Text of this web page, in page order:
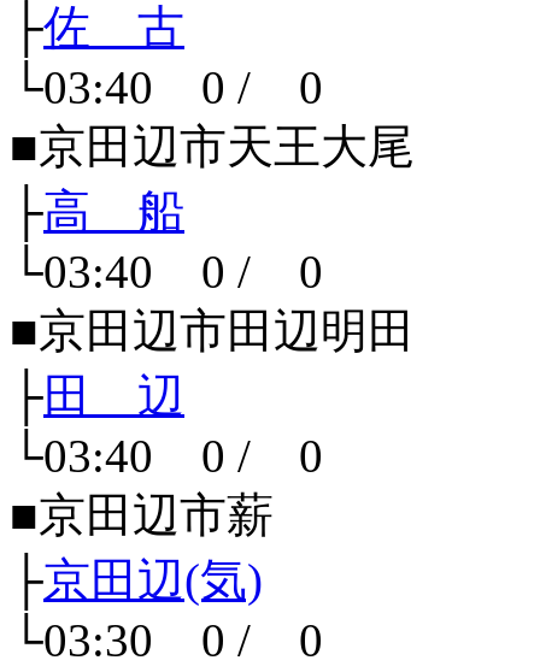
├佐 古
└03:40 0 / 0
■京田辺市天王大尾
├高 船
└03:40 0 / 0
■京田辺市田辺明田
├田 辺
└03:40 0 / 0
■京田辺市薪
├京田辺(気)
└03:30 0 / 0